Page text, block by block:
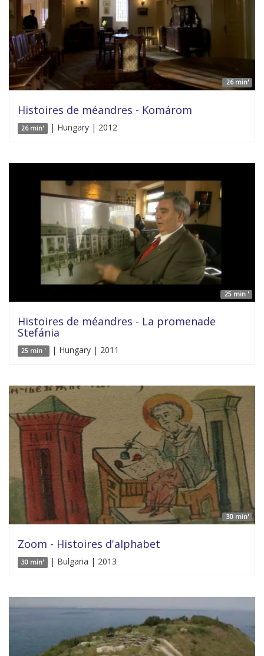
26 min'
Histoires de méandres - Komárom
26 min' | Hungary | 2012
25 min '
Histoires de méandres - La promenade
Stefánia
25 min ' | Hungary | 2011
30 min'
Zoom - Histoires d'alphabet
30 min' | Bulgaria | 2013